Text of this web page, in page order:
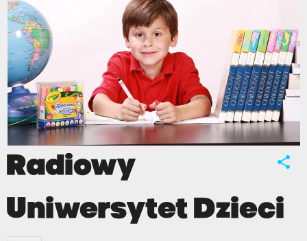
share
Radiowy
Uniwersytet Dzieci